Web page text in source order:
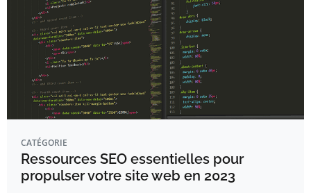
CATÉGORIE
Ressources SEO essentielles pour
propulser votre site web en 2023